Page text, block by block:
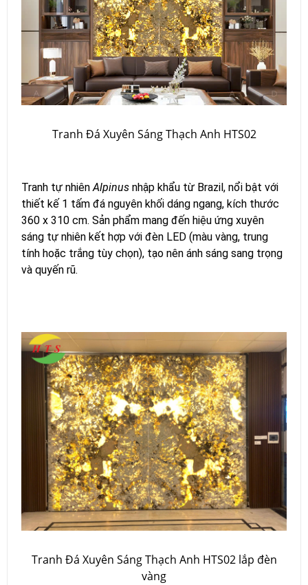
Tranh Đá Xuyên Sáng Thạch Anh HTS02
Tranh tự nhiênAlpinus nhập khẩu từ Brazil, nổi bật với
thiết kế 1 tấm đá nguyên khối dáng ngang, kích thước
360 x 310 cm. Sản phẩm mang đến hiệu ứng xuyên
sáng tự nhiên kết hợp với đèn LED (màu vàng, trung
tính hoặc trắng tùy chọn), tạo nên ánh sáng sang trọng
và quyến rũ.
Tranh Đá Xuyên Sáng Thạch Anh HTS02 lắp đèn
vàng